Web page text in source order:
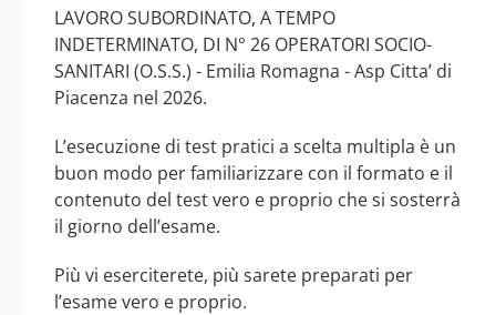
LAVORO SUBORDINATO, A TEMPO
INDETERMINATO, DI N° 26 OPERATORI SOCIO-
SANITARI (O.S.S.) - Emilia Romagna - Asp Citta’ di
Piacenza nel 2026.
L’esecuzione di test pratici a scelta multipla è un
buon modo per familiarizzare con il formato e il
contenuto del test vero e proprio che si sosterrà
il giorno dell’esame.
Più vi eserciterete, più sarete preparati per
l’esame vero e proprio.